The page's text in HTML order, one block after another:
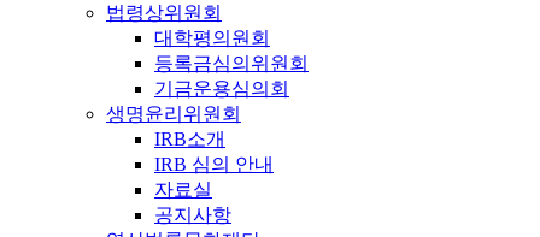
법령상위원회
대학평의원회
등록금심의위원회
기금운용심의회
생명윤리위원회
IRB소개
IRB 심의 안내
자료실
공지사항